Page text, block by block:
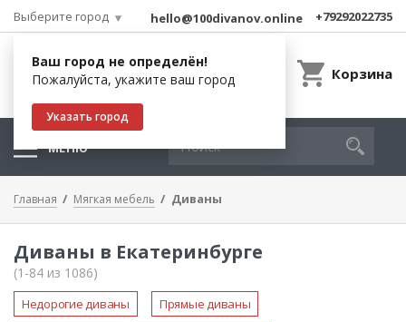
Выберите город
Ваш город не определён!
Пожалуйста, укажите ваш город
Указать город
hello@100divanov.online +79292022735
Корзина
МЕНЮ
Главная Мягкая мебель Диваны
Диваны в Екатеринбурге
(1-84 из 1086)
Недорогие диваны Прямые диваны